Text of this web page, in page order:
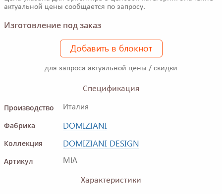
актуальной цены сообщается по запросу.
Изготовление под заказ
Добавить в блокнот
для запроса актуальной цены / скидки
Спецификация
Производство
Италия
Фабрика DOMIZIANI
Коллекция DOMIZIANI DESIGN
Артикул MIA
Характеристики